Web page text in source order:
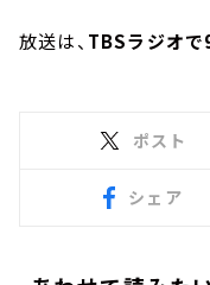
放送は、 TBSラジオで
ポスト
シェア